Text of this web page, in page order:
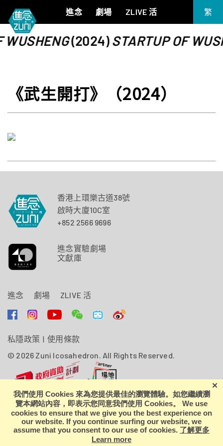
進念
關於進念
進念實驗劇場文獻庫
劇場
《筆墨大冒險》
《萬曆十五年》
《麥克白夫人～詩》
ZLIVE 活 繁
WUSHENG(2024)STARTUP OF
《武生開打》（2024）
香港上環樂古道38號
啟時大廈10C室
+852 2566 9696
進念實驗劇場
文獻庫
進念 劇場 ZLIVE 活
私隱政策 | 使用條款
© 2026 Zuni Icosahedron. All Rights Reserved.
進念．二十面體由香港特別行政區政府資助